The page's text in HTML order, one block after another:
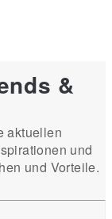
&
aktuellen
und
und Vorteile.